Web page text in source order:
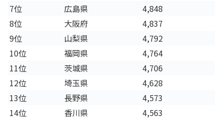
7位
広島県
4,848
8位
大阪府
4,837
9位
山梨県
4,792
10位
福岡県
4,764
11位
茨城県
4,706
12位
埼玉県
4,628
13位
長野県
4,573
14位
香川県
4,563